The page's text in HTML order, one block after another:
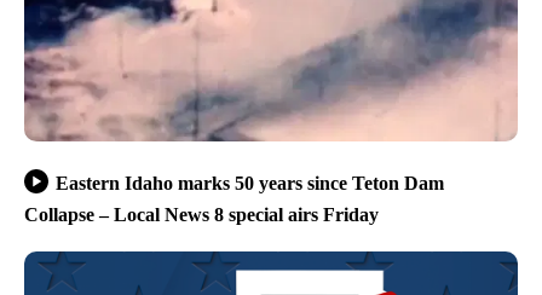
Eastern Idaho marks 50 years since Teton Dam
Collapse – Local News 8 special airs Friday